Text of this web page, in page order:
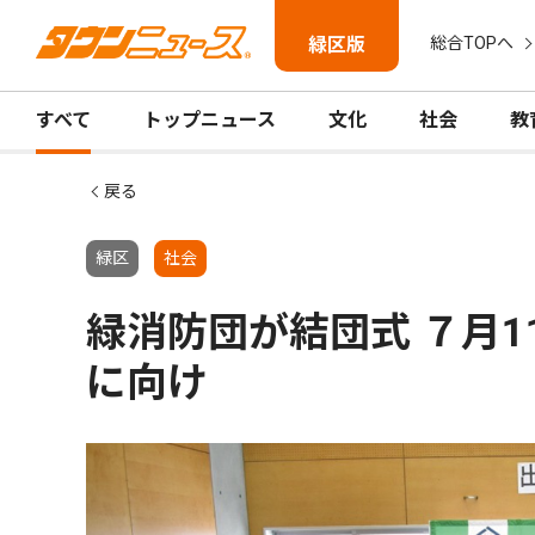
緑区版 総合TOPへ
すべて トップニュース 文化 社会 教
戻る
緑区 社会
緑消防団が結団式 ７月
に向け